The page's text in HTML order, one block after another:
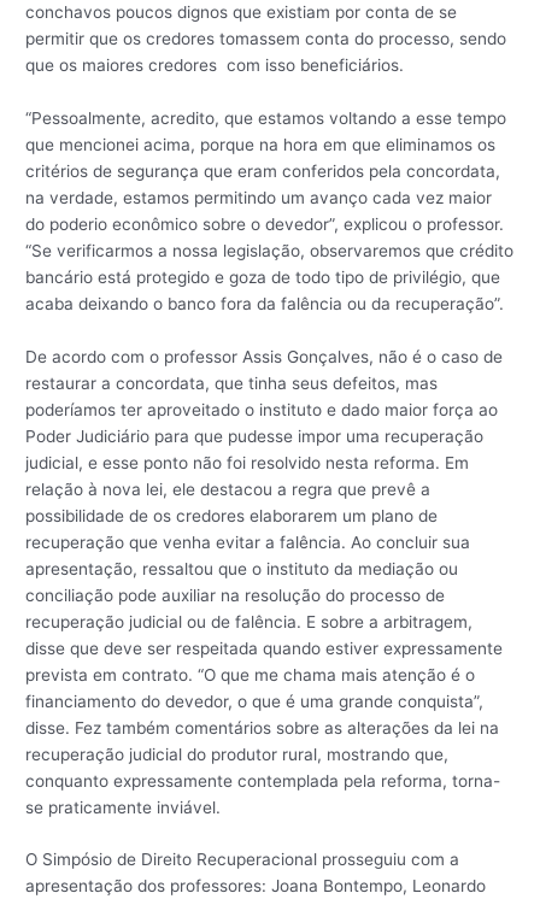
conchavos poucos dignos que existiam por conta de se
permitir que os credores tomassem conta do processo, sendo
que os maiores credores com isso beneficiários.
“Pessoalmente, acredito, que estamos voltando a esse tempo
que mencionei acima, porque na hora em que eliminamos os
critérios de segurança que eram conferidos pela concordata,
na verdade, estamos permitindo um avanço cada vez maior
do poderio econômico sobre o devedor”, explicou o professor.
“Se verificarmos a nossa legislação, observaremos que crédito
bancário está protegido e goza de todo tipo de privilégio, que
acaba deixando o banco fora da falência ou da recuperação”.
De acordo com o professor Assis Gonçalves, não é o caso de
restaurar a concordata, que tinha seus defeitos, mas
poderíamos ter aproveitado o instituto e dado maior força ao
Poder Judiciário para que pudesse impor uma recuperação
judicial, e esse ponto não foi resolvido nesta reforma. Em
relação à nova lei, ele destacou a regra que prevê a
possibilidade de os credores elaborarem um plano de
recuperação que venha evitar a falência. Ao concluir sua
apresentação, ressaltou que o instituto da mediação ou
conciliação pode auxiliar na resolução do processo de
recuperação judicial ou de falência. E sobre a arbitragem,
disse que deve ser respeitada quando estiver expressamente
prevista em contrato. “O que me chama mais atenção é o
financiamento do devedor, o que é uma grande conquista”,
disse. Fez também comentários sobre as alterações da lei na
recuperação judicial do produtor rural, mostrando que,
conquanto expressamente contemplada pela reforma, torna-
se praticamente inviável.
O Simpósio de Direito Recuperacional prosseguiu com a
apresentação dos professores: Joana Bontempo, Leonardo